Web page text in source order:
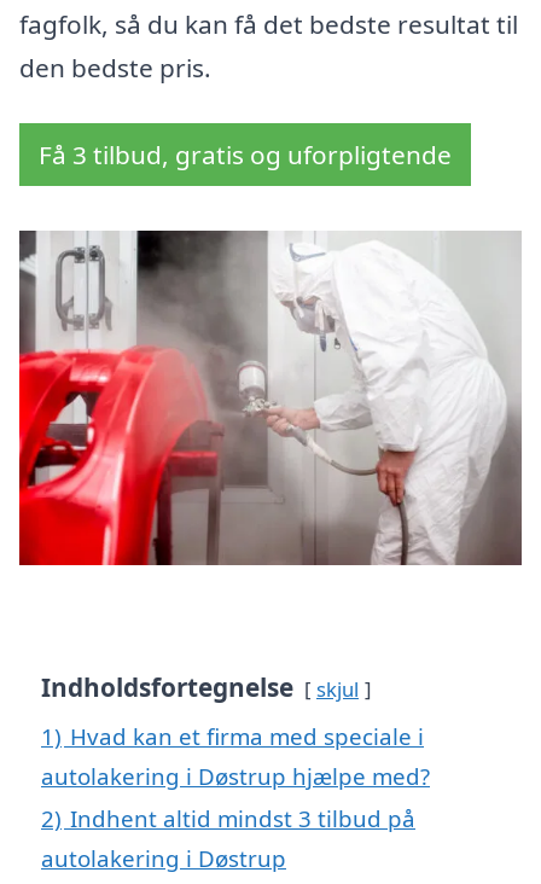
fagfolk, så du kan få det bedste resultat til
den bedste pris.
Få 3 tilbud, gratis og uforpligtende
Indholdsfortegnelse skjul
1) Hvad kan et firma med speciale i
autolakering i Døstrup hjælpe med?
2) Indhent altid mindst 3 tilbud på
autolakering i Døstrup